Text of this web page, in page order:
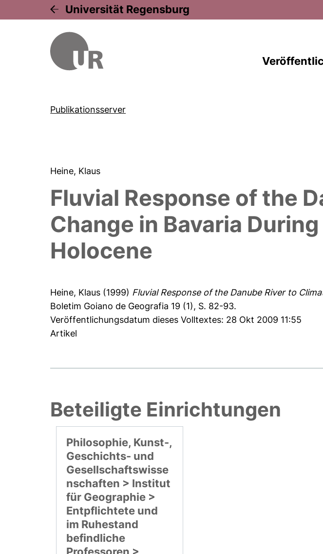
Universität Regensburg
Publikationsserver
Heine, Klaus
Fluvial Response of the
Change in Bavaria
Holocene
Heine, Klaus (1999) Fluvial Response of the Danube River to
Boletim Goiano de Geografia 19 (1), S. 82-93.
Veröffentlichungsdatum dieses Volltextes: 28 Okt 2009 11:55
Artikel
Beteiligte Einrichtungen
Philosophie, Kunst-,
Geschichts- und
Gesellschaftswisse
nschaften > Institut
für Geographie >
Entpflichtete und
im Ruhestand
befindliche